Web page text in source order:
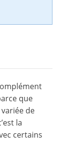
que
de
la
certains